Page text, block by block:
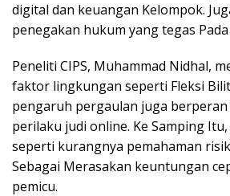
digital dan keuangan Kelompok.
penegakan hukum yang tegas
Peneliti CIPS, Muhammad Nidhal,
faktor lingkungan seperti Fleksi
pengaruh pergaulan juga
perilaku judi online. Ke Samping
seperti kurangnya pemahaman
Sebagai Merasakan keuntungan
pemicu.